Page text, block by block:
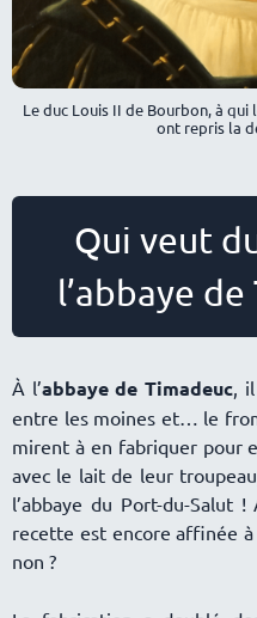
Le duc Louis II de Bourbon, à qui
ont repris la
Qui veut
l’abbaye
À l’abbaye de Timadeuc,
entre les moines et… le
mirent à en fabriquer pour
avec le lait de leur
l’abbaye du Port-du-Salut
recette est encore affinée
non ?